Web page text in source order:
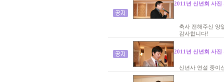
2011년 신년회 사진
축사 전해주신 양
감사합니다!
2011년 신년회 사진
신년사 연설 중이